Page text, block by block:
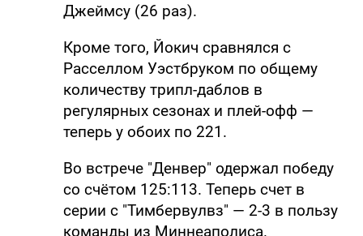
Джеймсу (26 раз).
Кроме того, Йокич сравнялся с
Расселлом Уэстбруком по общему
количеству трипл-даблов в
регулярных сезонах и плей-офф —
теперь у обоих по 221.
Во встрече "Денвер" одержал победу
со счётом 125:113. Теперь счет в
серии с "Тимбервулвз" — 2-3 в пользу
команды из Миннеаполиса.